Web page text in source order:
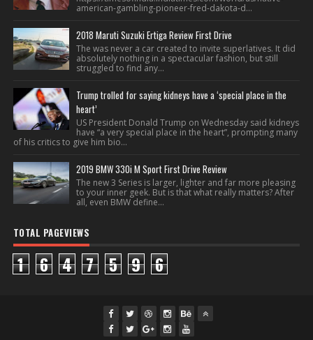
american-gambling-pioneer-fred-dakota-d...
2018 Maruti Suzuki Ertiga Review First Drive
The was never a car created to invite superlatives. It did
absolutely nothing in a spectacular fashion, but still
struggled to find any...
Trump trolled for saying kidneys have a ‘special place in the
heart’
US President Donald Trump on Wednesday said kidneys
have “a very special place in the heart”, prompting many
of his critics to give him bio...
2019 BMW 330i M Sport First Drive Review
The new 3 Series is larger, lighter and far more pleasing
to your inner geek. But is that what really matters? After
all, even BMW define...
TOTAL PAGEVIEWS
1 6 4 7 5 9 6